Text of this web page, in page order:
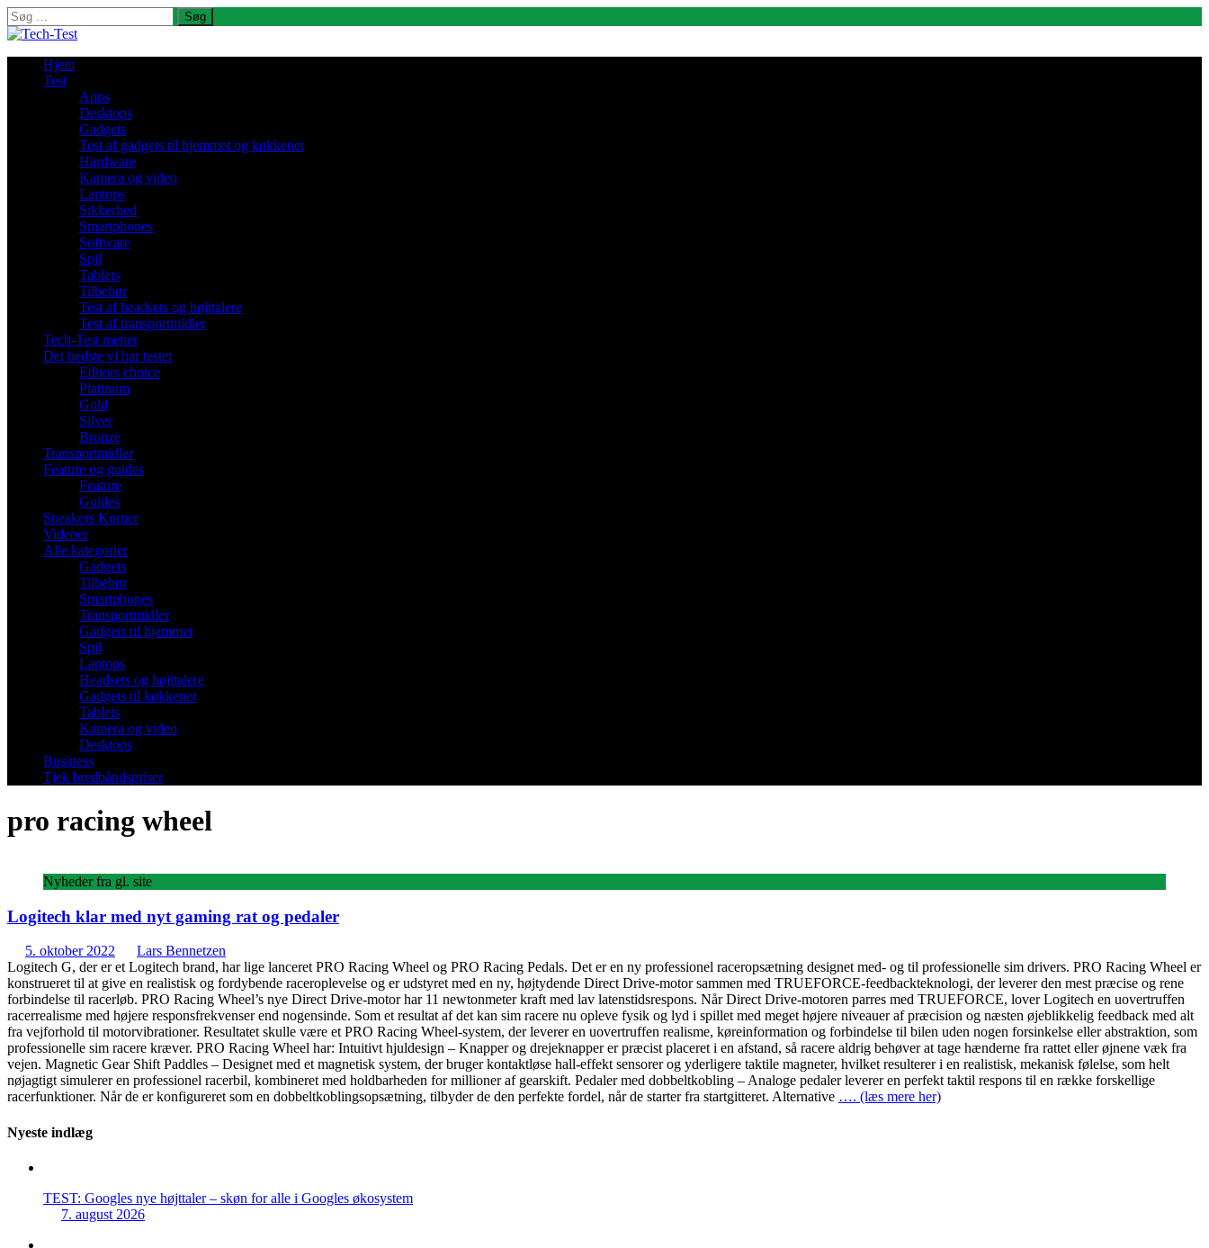
Søg
efter:
Hjem
Test
Apps
Desktops
Gadgets
Test af gadgets til hjemmet og køkkenet
Hardware
Kamera og video
Laptops
Sikkerhed
Smartphones
Software
Spil
Tablets
Tilbehør
Test af headsets og højttalere
Test af transportmidler
Tech-Test mener
Det bedste vi har testet
Editors choice
Platinum
Gold
Silver
Bronze
Transportmidler
Feature og guides
Feature
Guides
Speakers Korner
Videoer
Alle kategorier
Gadgets
Tilbehør
Smartphones
Transportmidler
Gadgets til hjemmet
Spil
Laptops
Headsets og højttalere
Gadgets til køkkenet
Tablets
Kamera og video
Desktops
Business
Tjek bredbåndspriser
pro racing wheel
Nyheder fra gl. site
Logitech klar med nyt gaming rat og pedaler
5. oktober 2022
Lars Bennetzen
Logitech G, der er et Logitech brand, har lige lanceret PRO Racing Wheel og PRO Racing Pedals. Det er en ny professionel raceropsætning designet med- og til professionelle sim drivers. PRO Racing Wheel er
konstrueret til at give en realistisk og fordybende raceroplevelse og er udstyret med en ny, højtydende Direct Drive-motor sammen med TRUEFORCE-feedbackteknologi, der leverer den mest præcise og rene
forbindelse til racerløb. PRO Racing Wheel’s nye Direct Drive-motor har 11 newtonmeter kraft med lav latenstidsrespons. Når Direct Drive-motoren parres med TRUEFORCE, lover Logitech en uovertruffen
racerrealisme med højere responsfrekvenser end nogensinde. Som et resultat af det kan sim racere nu opleve fysik og lyd i spillet med meget højere niveauer af præcision og næsten øjeblikkelig feedback med alt
fra vejforhold til motorvibrationer. Resultatet skulle være et PRO Racing Wheel-system, der leverer en uovertruffen realisme, køreinformation og forbindelse til bilen uden nogen forsinkelse eller abstraktion, som
professionelle sim racere kræver. PRO Racing Wheel har: Intuitivt hjuldesign – Knapper og drejeknapper er præcist placeret i en afstand, så racere aldrig behøver at tage hænderne fra rattet eller øjnene væk fra
vejen. Magnetic Gear Shift Paddles – Designet med et magnetisk system, der bruger kontaktløse hall-effekt sensorer og yderligere taktile magneter, hvilket resulterer i en realistisk, mekanisk følelse, som helt
nøjagtigt simulerer en professionel racerbil, kombineret med holdbarheden for millioner af gearskift. Pedaler med dobbeltkobling – Analoge pedaler leverer en perfekt taktil respons til en række forskellige
racerfunktioner. Når de er konfigureret som en dobbeltkoblingsopsætning, tilbyder de den perfekte fordel, når de starter fra startgitteret. Alternative …. (læs mere her)
Nyeste indlæg
TEST: Googles nye højttaler – skøn for alle i Googles økosystem
7. august 2026